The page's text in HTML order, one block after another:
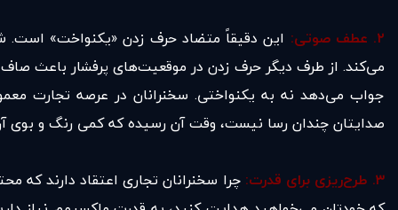
۲. عطف صوتی:
این دقیقاً متضاد حرف زدن «یکنواخت» است.
می‌کند. از طرف دیگر حرف زدن در موقعیت‌های پرفشار باعث
جواب می‌دهد نه به یکنواختی. سخنرانان در عرصه تجارت
صدایتان چندان رسا نیست، وقت آن رسیده که کمی رنگ و بوی
۳. طرح‌ریزی برای قدرت:
چرا سخنرانان تجاری اعتقاد دارند که